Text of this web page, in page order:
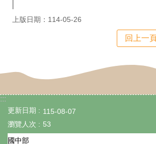
業
區
學
生
上版日期：114-05-26
回上一
:::
更新日期
115-08-07
瀏覽人次
53
國中